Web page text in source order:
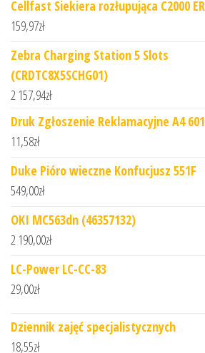
Cellfast Siekiera rozłupująca C2000
159,97zł
Zebra Charging Station 5 Slots
(CRDTC8X5SCHG01)
2 157,94zł
Druk Zgłoszenie Reklamacyjne A4
11,58zł
Duke Pióro wieczne Konfucjusz 551F
549,00zł
OKI MC563dn (46357132)
2 190,00zł
LC-Power LC-CC-83
29,00zł
Dziennik zajęć specjalistycznych
18,55zł